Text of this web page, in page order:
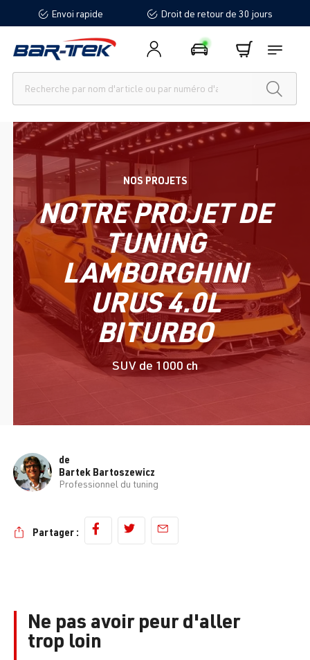
principalEnvoi rapide Droit de retour de 30 jours
NOS PROJETS
NOTRE PROJET DE
TUNING
LAMBORGHINI
URUS 4.0L
BITURBO
SUV de 1000 ch
de
Bartek Bartoszewicz
Professionnel du tuning
Partager :
Ne pas avoir peur d'aller
trop loin